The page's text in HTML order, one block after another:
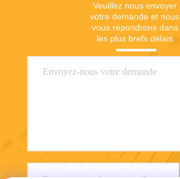
Veuillez nous envoyer
votre demande et nous
vous répondrons dans
les plus brefs délais.